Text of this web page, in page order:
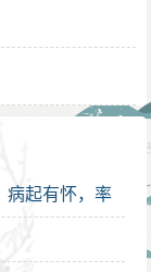
病起有怀，率